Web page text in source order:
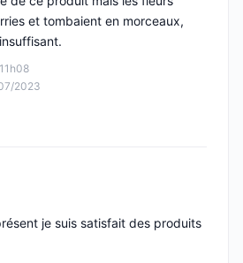
2023
et tombaient en morceaux,
je suis satisfait des produits